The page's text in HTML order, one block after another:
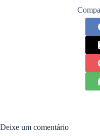
Deixe um comentário